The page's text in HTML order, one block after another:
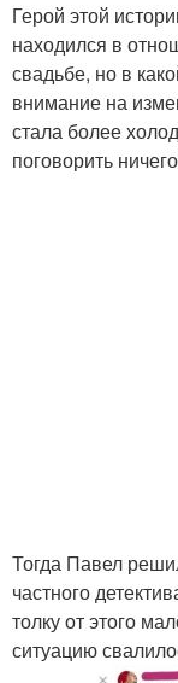
Герой этой
находился в
свадьбе, но в
внимание на
стала более
поговорить
Тогда Павел
частного
толку от этого
ситуацию